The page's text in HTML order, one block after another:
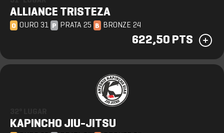
ALLIANCE TRISTEZA
O OURO 31 P PRATA 25 B BRONZE 24
622,50 PTS
KAPINCHO JIU-JITSU